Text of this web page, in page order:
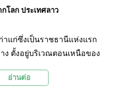
โลก ประเทศลาว
าแก่ซึ่งเป็นราชธานีแห่งแรก
ตั้งอยู่บริเวณตอนเหนือของ
แม่น้ำคานไหลมาบรรจบกัน
อ่านต่อ